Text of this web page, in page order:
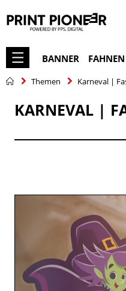
BANNER FAHNEN
Themen Karneval |
KARNEVAL |